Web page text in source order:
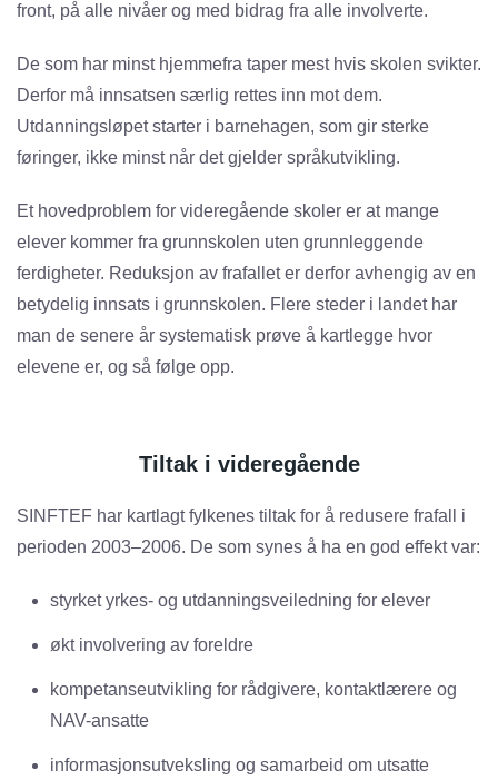
front, på alle nivåer og med bidrag fra alle involverte.
De som har minst hjemmefra taper mest hvis skolen svikter.
Derfor må innsatsen særlig rettes inn mot dem.
Utdanningsløpet starter i barnehagen, som gir sterke
føringer, ikke minst når det gjelder språkutvikling.
Et hovedproblem for videregående skoler er at mange
elever kommer fra grunnskolen uten grunnleggende
ferdigheter. Reduksjon av frafallet er derfor avhengig av en
betydelig innsats i grunnskolen. Flere steder i landet har
man de senere år systematisk prøve å kartlegge hvor
elevene er, og så følge opp.
Tiltak i videregående
SINFTEF har kartlagt fylkenes tiltak for å redusere frafall i
perioden 2003–2006. De som synes å ha en god effekt var:
styrket yrkes- og utdanningsveiledning for elever
økt involvering av foreldre
kompetanseutvikling for rådgivere, kontaktlærere og
NAV-ansatte
informasjonsutveksling og samarbeid om utsatte